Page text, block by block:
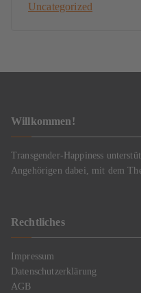
Uncategorized
Willkommen!
Transgender-Happiness
Angehörigen dabei, mit dem
Rechtliches
Impressum
Datenschutzerklärung
AGB